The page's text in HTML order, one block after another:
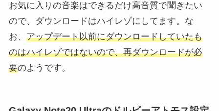
お気に入りの音楽はできるだけ高音質で聞きたい
ので、ダウンロードはハイレゾにしてます。な
お、 アップデート以前にダウンロードしていたも
のはハイレゾではないので、再ダウンロードが必
要のようです。